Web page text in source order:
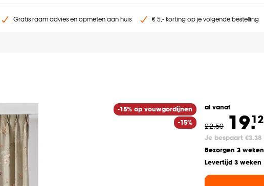
Gratis raam advies en opmeten aan huis € 5,- korting op je volgende bestelling
-15% op vouwgordijnen
-15%
al vanaf
22.50 19.12
Je bespaart €3.38
Bezorgen 3 weken
Levertijd 3 weken